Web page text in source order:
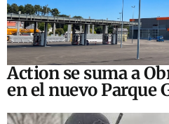
Action se suma a
en el nuevo Parque